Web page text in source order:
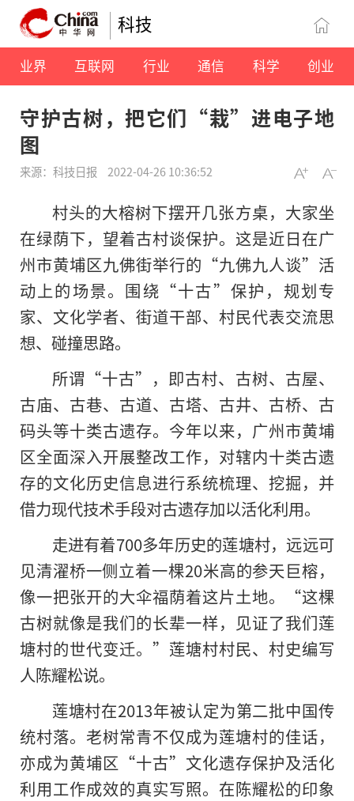
科技
业界 互联网 行业 通信 科学 创业
守护古树，把它们“栽”进电子地
图
来源：科技日报 2022-04-26 10:36:52
村头的大榕树下摆开几张方桌，大家坐
在绿荫下，望着古村谈保护。这是近日在广
州市黄埔区九佛街举行的“九佛九人谈”活
动上的场景。围绕“十古”保护，规划专
家、文化学者、街道干部、村民代表交流思
想、碰撞思路。
所谓“十古”，即古村、古树、古屋、
古庙、古巷、古道、古塔、古井、古桥、古
码头等十类古遗存。今年以来，广州市黄埔
区全面深入开展整改工作，对辖内十类古遗
存的文化历史信息进行系统梳理、挖掘，并
借力现代技术手段对古遗存加以活化利用。
走进有着700多年历史的莲塘村，远远可
见清濯桥一侧立着一棵20米高的参天巨榕，
像一把张开的大伞福荫着这片土地。“这棵
古树就像是我们的长辈一样，见证了我们莲
塘村的世代变迁。”莲塘村村民、村史编写
人陈耀松说。
莲塘村在2013年被认定为第二批中国传
统村落。老树常青不仅成为莲塘村的佳话，
亦成为黄埔区“十古”文化遗存保护及活化
利用工作成效的真实写照。在陈耀松的印象